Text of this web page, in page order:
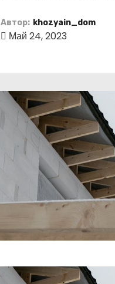
Автор: khozyain_dom
Май 24, 2023